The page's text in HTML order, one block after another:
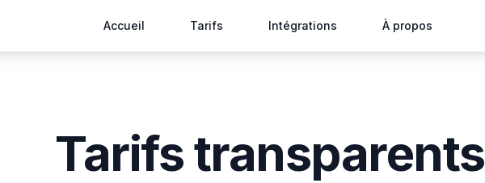
Accueil Tarifs Intégrations À propos
Tarifs transparents